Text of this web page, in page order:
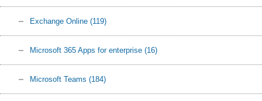
Exchange Online (119)
Microsoft 365 Apps for enterprise (16)
Microsoft Teams (184)